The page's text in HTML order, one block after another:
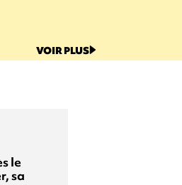
VOIR PLUS
le
sa